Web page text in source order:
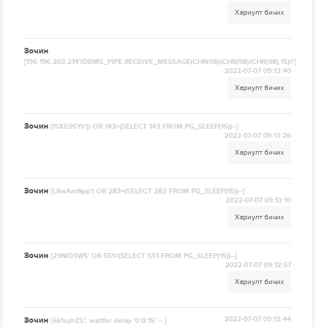
Хариулт бичих
Зочин
[196.196.203.214'||DBMS_PIPE.RECEIVE_MESSAGE(CHR(98)||CHR(98)||CHR(98),15)||']
2022-07-07 09:13:40
Хариулт бичих
Зочин[ISXE0SYh')) OR 143=(SELECT 143 FROM PG_SLEEP(15))--]
2022-07-07 09:13:26
Хариулт бичих
Зочин[L8wAmNpp') OR 283=(SELECT 283 FROM PG_SLEEP(15))--]
2022-07-07 09:13:10
Хариулт бичих
Зочин[29NlD3W5' OR 551=(SELECT 551 FROM PG_SLEEP(15))--]
2022-07-07 09:12:57
Хариулт бичих
Зочин[6k1uyhZS'; waitfor delay '0:0:15' -- ] 2022-07-07 09:12:44